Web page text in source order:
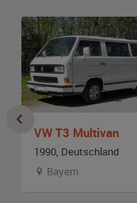
VW T3 Multivan
1990, Deutschland
Bayern